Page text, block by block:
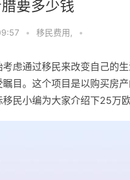
要多少钱
• 移民费用, •
虑通过移民来改变自己的
目。这个项目是以购买房
民小编为大家介绍下25万